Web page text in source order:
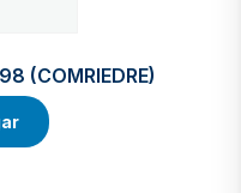
(COMRIEDRE)